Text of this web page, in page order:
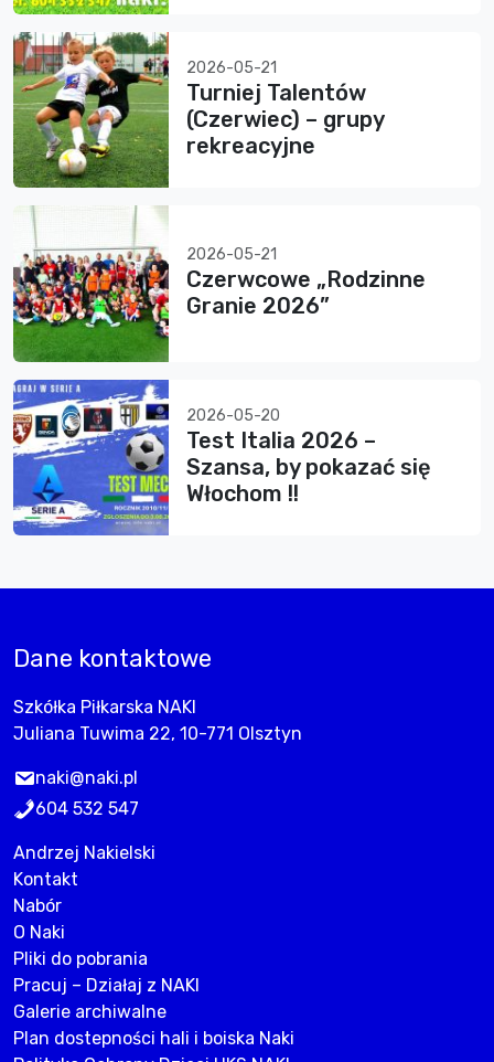
2026-05-21
Turniej Talentów
(Czerwiec) – grupy
rekreacyjne
2026-05-21
Czerwcowe „Rodzinne
Granie 2026”
2026-05-20
Test Italia 2026 –
Szansa, by pokazać się
Włochom !!
Dane kontaktowe
Szkółka Piłkarska NAKI
Juliana Tuwima 22, 10-771 Olsztyn
naki@naki.pl
604 532 547
Andrzej Nakielski
Kontakt
Nabór
O Naki
Pliki do pobrania
Pracuj – Działaj z NAKI
Galerie archiwalne
Plan dostepności hali i boiska Naki